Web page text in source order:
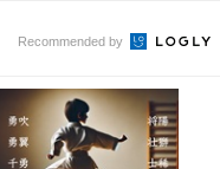
Recommended by